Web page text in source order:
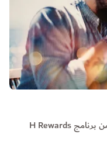
بادر بحجز إقامتك في الفنادق المشاركة ضمن برنامج H Rewards